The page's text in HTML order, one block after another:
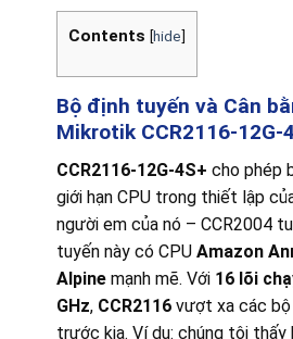
Contents [hide]
Bộ định tuyến và Cân
Mikrotik CCR2116-12G-
CCR2116-12G-4S+ cho phép
giới hạn CPU trong thiết lập
người em của nó – CCR2004
tuyến này có CPU Amazon
Alpinemạnh mẽ. Với 16 lõi
GHz, CCR2116vượt xa các bộ
trước kia. Ví dụ: chúng tôi thấy